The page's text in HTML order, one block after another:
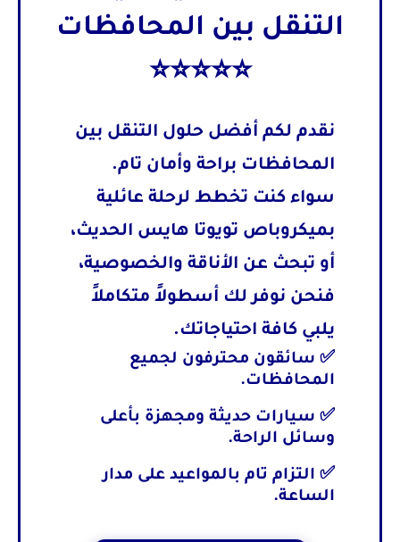
التنقل بين المحافظات
⭐⭐⭐⭐⭐
نقدم لكم أفضل حلول التنقل بين
المحافظات براحة وأمان تام.
سواء كنت تخطط لرحلة عائلية
بميكروباص تويوتا هايس الحديث،
أو تبحث عن الأناقة والخصوصية،
فنحن نوفر لك أسطولاً متكاملاً
يلبي كافة احتياجاتك.
✅ سائقون محترفون لجميع
المحافظات.
✅ سيارات حديثة ومجهزة بأعلى
وسائل الراحة.
✅ التزام تام بالمواعيد على مدار
الساعة.